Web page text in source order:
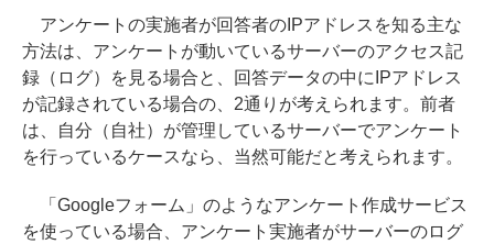
アンケートの実施者が回答者のIPアドレスを知る主な
方法は、アンケートが動いているサーバーのアクセス記
録（ログ）を見る場合と、回答データの中にIPアドレス
が記録されている場合の、2通りが考えられます。前者
は、自分（自社）が管理しているサーバーでアンケート
を行っているケースなら、当然可能だと考えられます。
「Googleフォーム」のようなアンケート作成サービス
を使っている場合、アンケート実施者がサーバーのログ